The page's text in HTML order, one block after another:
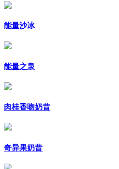
能量沙冰
能量之泉
肉桂香吻奶昔
奇异果奶昔